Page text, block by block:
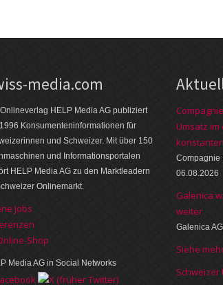
media.com
HELP Media AG publiziert
Konsumenteninformationen für
und Schweizer. Mit über 150
und Informationsportalen
HELP Media AG zu den Marktleadern
Onlinemarkt.
Jobs
Shop
Media AG in Social Networks
Umsatz im
Compagnie
06.08.2026
Galenica
weiter
Galenica
Siehe
Schweizer